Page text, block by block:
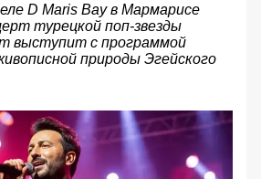
D Maris Bay в Мармарисе
турецкой поп-звезды
выступит с программой
природы Эгейского